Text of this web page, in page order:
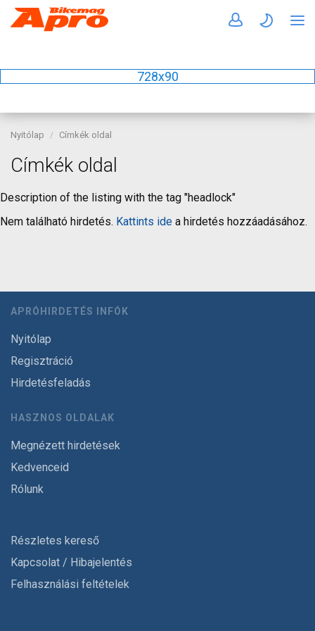
728x90
Nyitólap Címkék oldal
Címkék oldal
Description of the listing with the tag "headlock"
Nem található hirdetés. Kattints ide a hirdetés hozzáadásához.
APRÓHIRDETÉS INFÓK
Nyitólap
Regisztráció
Hirdetésfeladás
HASZNOS OLDALAK
Megnézett hirdetések
Kedvenceid
Rólunk
Részletes kereső
Kapcsolat / Hibajelentés
Felhasználási feltételek